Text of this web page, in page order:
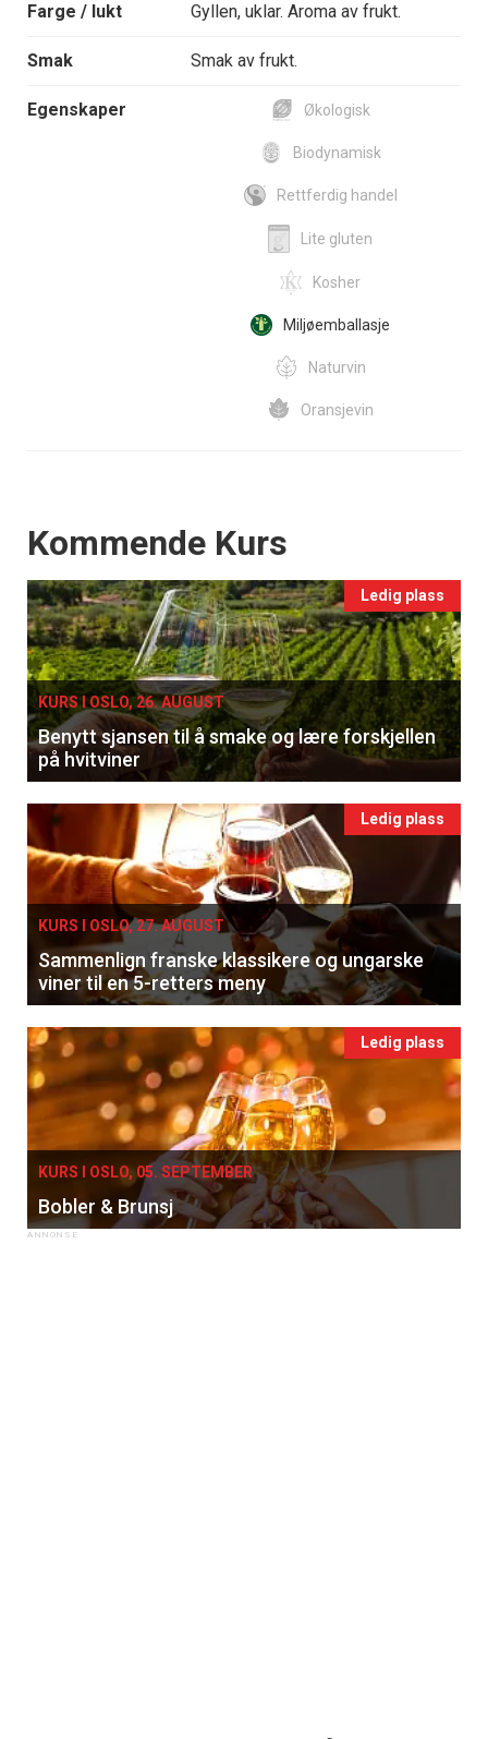
Farge / lukt Gyllen, uklar. Aroma av frukt.
Smak Smak av frukt.
Egenskaper Økologisk
Biodynamisk
Rettferdig handel
Lite gluten
Kosher
Miljøemballasje
Naturvin
Oransjevin
Events
Kommende Kurs
Ledig plass
KURS I OSLO, 26. AUGUST
Benytt sjansen til å smake og lære forskjellen
på hvitviner
Ledig plass
KURS I OSLO, 27. AUGUST
Sammenlign franske klassikere og ungarske
viner til en 5-retters meny
Ledig plass
KURS I OSLO, 05. SEPTEMBER
Bobler & Brunsj